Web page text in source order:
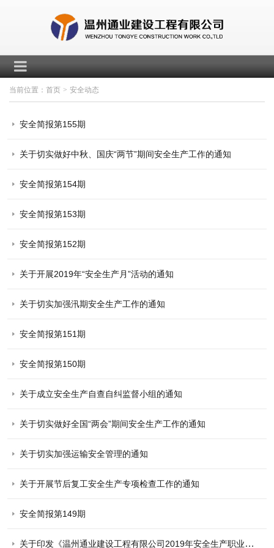
当前位置： 首页 > 安全动态
安全简报第155期
关于切实做好中秋、国庆“两节”期间安全生产工作的通知
安全简报第154期
安全简报第153期
安全简报第152期
关于开展2019年“安全生产月”活动的通知
关于切实加强汛期安全生产工作的通知
安全简报第151期
安全简报第150期
关于成立安全生产自查自纠监督小组的通知
关于切实做好全国“两会”期间安全生产工作的通知
​关于切实加强运输安全管理的通知
关于开展节后复工安全生产专项检查工作的通知
安全简报第149期
关于印发《温州通业建设工程有限公司2019年安全生产职业健康工作意见》的通知